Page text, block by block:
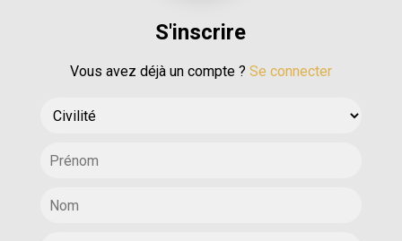
S'inscrire
Vous avez déjà un compte ? Se connecter